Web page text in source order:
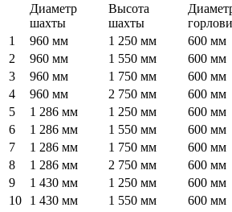
Диаметр
шахты
Высота
шахты
1
960 мм 1 250 мм 600 мм
2
960 мм 1 550 мм 600 мм
3
960 мм 1 750 мм 600 мм
4
960 мм 2 750 мм 600 мм
5
1 286 мм 1 250 мм 600 мм
6
1 286 мм 1 550 мм 600 мм
7
1 286 мм 1 750 мм 600 мм
8
1 286 мм 2 750 мм 600 мм
9
1 430 мм 1 250 мм 600 мм
10
1 430 мм 1 550 мм 600 мм